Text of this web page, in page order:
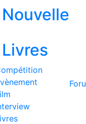
Nouvelle
Livres